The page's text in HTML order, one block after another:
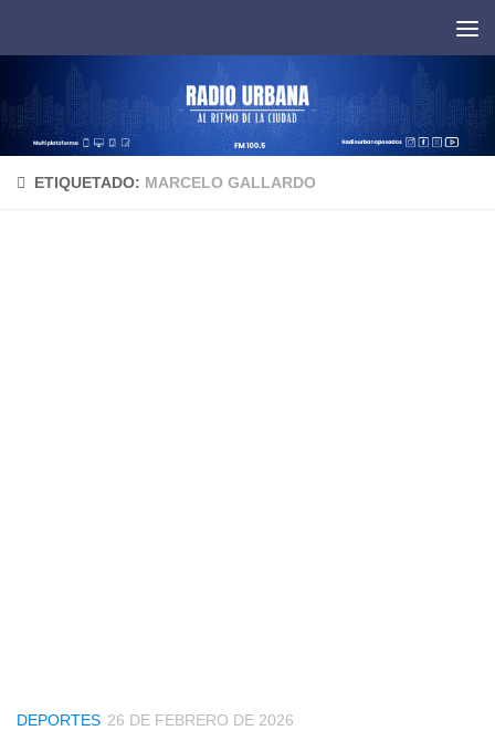
ETIQUETADO: MARCELO GALLARDO
DEPORTES 26 DE FEBRERO DE 2026